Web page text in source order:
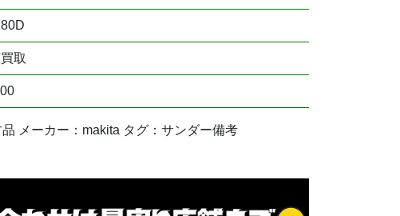
取
メーカー：makita タグ：サンダー備考